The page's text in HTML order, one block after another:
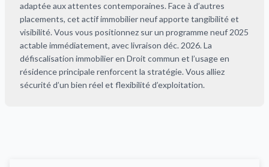
adaptée aux attentes contemporaines. Face à d’autres
placements, cet actif immobilier neuf apporte tangibilité et
visibilité. Vous vous positionnez sur un programme neuf 2025
actable immédiatement, avec livraison déc. 2026. La
défiscalisation immobilier en Droit commun et l’usage en
résidence principale renforcent la stratégie. Vous alliez
sécurité d’un bien réel et flexibilité d’exploitation.